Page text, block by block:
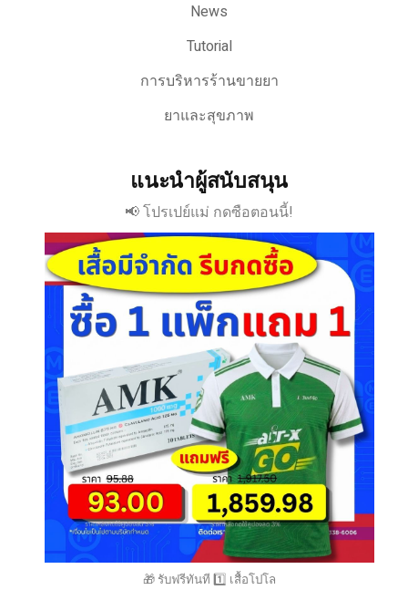
News
Tutorial
การบริหารร้านขายยา
ยาและสุขภาพ
แนะนำผู้สนับสนุน
📢 โปรเปย์แม่ กดซือตอนนี้!
🎁 รับฟรีทันที 1️⃣ เสื้อโปโล